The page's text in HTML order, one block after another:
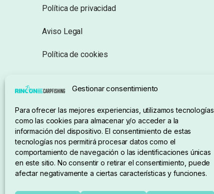
Gestionar consentimiento
Para ofrecer las mejores experiencias, utilizamos tecnologías
como las cookies para almacenar y/o acceder a la
información del dispositivo. El consentimiento de estas
tecnologías nos permitirá procesar datos como el
comportamiento de navegación o las identificaciones únicas
en este sitio. No consentir o retirar el consentimiento, puede
afectar negativamente a ciertas características y funciones.
Política de privacidad
Aviso Legal
Política de cookies
Condiciones de compra